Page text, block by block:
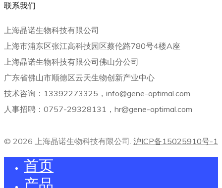
联系我们
上海晶诺生物科技有限公司
上海市浦东区张江高科技园区蔡伦路780号4楼A座
上海晶诺生物科技有限公司佛山分公司
广东省佛山市顺德区云天生物创新产业中心
技术咨询：13392273325，info@gene-optimal.com
人事招聘：0757-29328131，hr@gene-optimal.com
© 2026 上海晶诺生物科技有限公司. 沪ICP备15025910号-1
首页
产品